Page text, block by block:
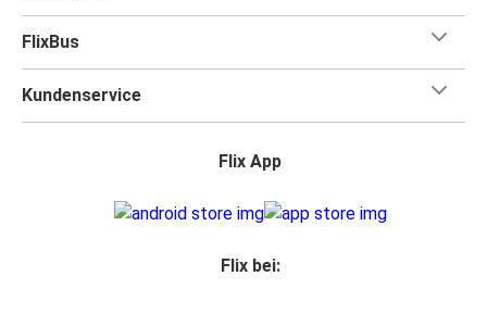
FlixBus
Kundenservice
Flix App
Flix bei: